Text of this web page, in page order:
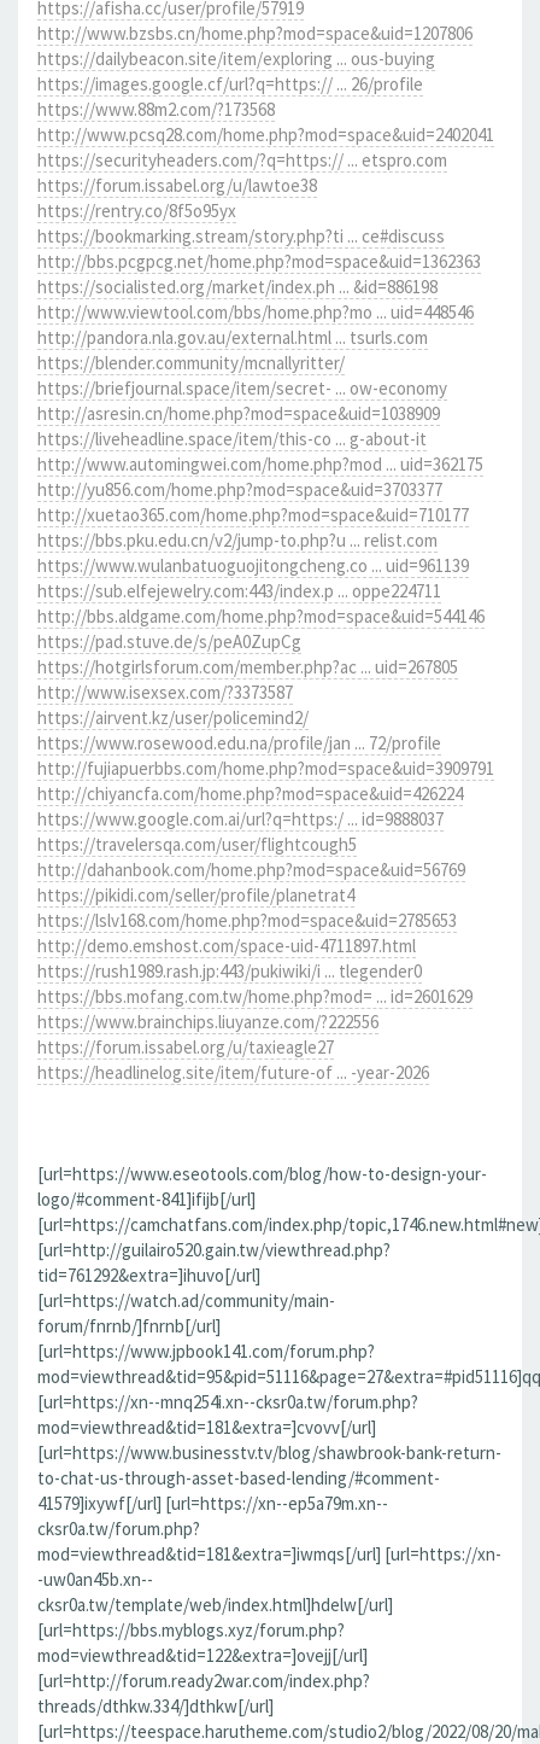
https://afisha.cc/user/profile/57919
http://www.bzsbs.cn/home.php?mod=space&uid=1207806
https://dailybeacon.site/item/exploring ... ous-buying
https://images.google.cf/url?q=https:// ... 26/profile
https://www.88m2.com/?173568
http://www.pcsq28.com/home.php?mod=space&uid=2402041
https://securityheaders.com/?q=https:// ... etspro.com
https://forum.issabel.org/u/lawtoe38
https://rentry.co/8f5o95yx
https://bookmarking.stream/story.php?ti ... ce#discuss
http://bbs.pcgpcg.net/home.php?mod=space&uid=1362363
https://socialisted.org/market/index.ph ... &id=886198
http://www.viewtool.com/bbs/home.php?mo ... uid=448546
http://pandora.nla.gov.au/external.html ... tsurls.com
https://blender.community/mcnallyritter/
https://briefjournal.space/item/secret- ... ow-economy
http://asresin.cn/home.php?mod=space&uid=1038909
https://liveheadline.space/item/this-co ... g-about-it
http://www.automingwei.com/home.php?mod ... uid=362175
http://yu856.com/home.php?mod=space&uid=3703377
http://xuetao365.com/home.php?mod=space&uid=710177
https://bbs.pku.edu.cn/v2/jump-to.php?u ... relist.com
https://www.wulanbatuoguojitongcheng.co ... uid=961139
https://sub.elfejewelry.com:443/index.p ... oppe224711
http://bbs.aldgame.com/home.php?mod=space&uid=544146
https://pad.stuve.de/s/peA0ZupCg
https://hotgirlsforum.com/member.php?ac ... uid=267805
http://www.isexsex.com/?3373587
https://airvent.kz/user/policemind2/
https://www.rosewood.edu.na/profile/jan ... 72/profile
http://fujiapuerbbs.com/home.php?mod=space&uid=3909791
http://chiyancfa.com/home.php?mod=space&uid=426224
https://www.google.com.ai/url?q=https:/ ... id=9888037
https://travelersqa.com/user/flightcough5
http://dahanbook.com/home.php?mod=space&uid=56769
https://pikidi.com/seller/profile/planetrat4
https://lslv168.com/home.php?mod=space&uid=2785653
http://demo.emshost.com/space-uid-4711897.html
https://rush1989.rash.jp:443/pukiwiki/i ... tlegender0
https://bbs.mofang.com.tw/home.php?mod= ... id=2601629
https://www.brainchips.liuyanze.com/?222556
https://forum.issabel.org/u/taxieagle27
https://headlinelog.site/item/future-of ... -year-2026
[url=https://www.eseotools.com/blog/how-to-design-your-
logo/#comment-841]ifijb[/url]
[url=https://camchatfans.com/index.php/
[url=http://guilairo520.gain.tw/viewthread.php?
tid=761292&extra=]ihuvo[/url]
[url=https://watch.ad/community/main-
forum/fnrnb/]fnrnb[/url]
[url=https://www.jpbook141.com/forum.php?
[url=https://xn--mnq254i.xn--cksr0a.tw/forum.php?
mod=viewthread&tid=181&extra=]cvovv[/url]
[url=https://www.businesstv.tv/blog/shawbrook-bank-return-
to-chat-us-through-asset-based-lending/#comment-
41579]ixywf[/url] [url=https://xn--ep5a79m.xn--
cksr0a.tw/forum.php?
mod=viewthread&tid=181&extra=]iwmqs[/url] [url=https://xn-
-uw0an45b.xn--
cksr0a.tw/template/web/index.html]hdelw[/url]
[url=https://bbs.myblogs.xyz/forum.php?
mod=viewthread&tid=122&extra=]ovejj[/url]
[url=http://forum.ready2war.com/index.php?
threads/dthkw.334/]dthkw[/url]
[url=https://teespace.harutheme.com/studio2/blog/2022/08/20/